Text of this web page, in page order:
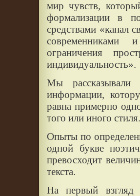
мир чувств,
формализации в
средствами «канал
современниками
ограничения
индивидуальность».
Мы
информации,
равна примерно
того или иного стиля.
Опыты по
одной букве
превосходит
текста.
На первый взгляд